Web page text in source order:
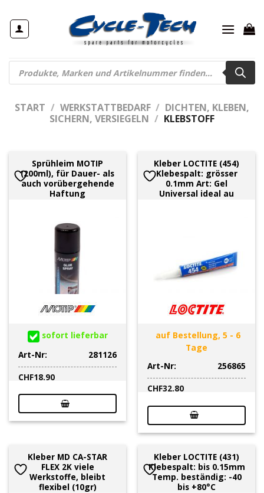
Inhalt
springen
Products
search
START / WERKSTATTBEDARF / DICHTEN, KLEBEN,
SICHERN, VERSIEGELN / KLEBSTOFF
Sprühleim MOTIP
(200ml), für Dauer- als
auch vorübergehende
Haftung
sofort lieferbar
Art-Nr:
281126
CHF18.90
Kleber LOCTITE (454)
Klebespalt: grösser
0.1mm Art: Gel
Universal ideal au
auf Bestellung, 5 - 6
Tage
Art-Nr:
256865
CHF32.80
Kleber MD CA-STAR
FLEX 2K viele
Werkstoffe, bleibt
flexibel (10gr)
Kleber LOCTITE (431)
Klebespalt: bis 0.15mm
Temp. beständig: -40
bis +80°C